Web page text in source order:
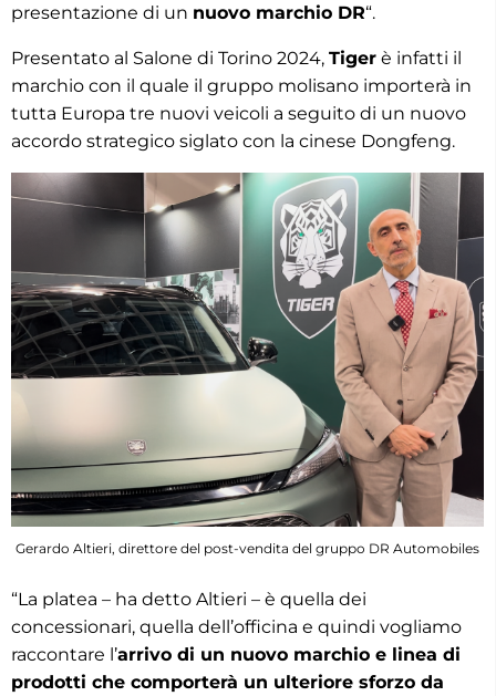
presentazione di un nuovo marchio DR“.
Presentato al Salone di Torino 2024, Tiger è infatti il
marchio con il quale il gruppo molisano importerà in
tutta Europa tre nuovi veicoli a seguito di un nuovo
accordo strategico siglato con la cinese Dongfeng.
Gerardo Altieri, direttore del post-vendita del gruppo DR Automobiles
“La platea – ha detto Altieri – è quella dei
concessionari, quella dell’officina e quindi vogliamo
raccontare l’arrivo di un nuovo marchio e linea di
prodotti che comporterà un ulteriore sforzo da